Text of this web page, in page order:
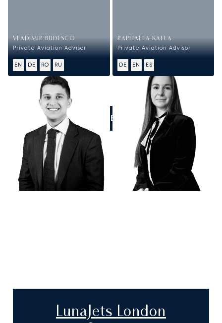
VLADIMIR BUDESCO
Private Aviation Advisor
EN DE RO RU
RAPHAELA KALLA
Private Aviation Advisor
DE EN ES
RUFEN SIE UNS AN
LunaJets London